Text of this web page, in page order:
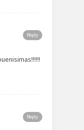
Reply
Reply